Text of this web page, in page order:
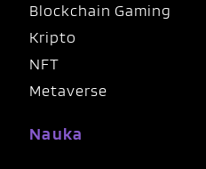
Blockchain Gaming
Kripto
NFT
Metaverse
Nauka